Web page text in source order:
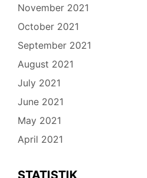
November 2021
October 2021
September 2021
August 2021
July 2021
June 2021
May 2021
April 2021
STATISTIK